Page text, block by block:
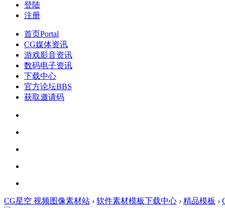
登陆
注册
首页Portal
CG媒体资讯
游戏影音资讯
数码电子资讯
下载中心
官方论坛BBS
获取邀请码
CG星空 视频图像素材站 › 软件素材模板下载中心 › 精品模板 ›